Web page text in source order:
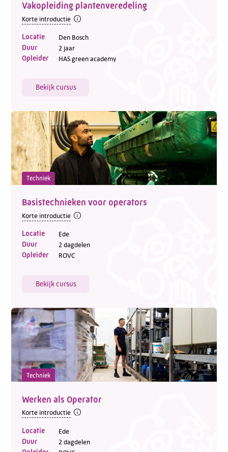
Vakopleiding plantenveredeling
Korte introductie
Locatie Den Bosch
Duur 2 jaar
Opleider HAS green academy
Bekijk cursus
Techniek
Basistechnieken voor operators
Korte introductie
Locatie Ede
Duur 2 dagdelen
Opleider ROVC
Bekijk cursus
Techniek
Werken als Operator
Korte introductie
Locatie Ede
Duur 2 dagdelen